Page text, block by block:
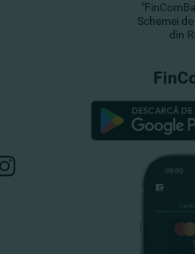
Schemei
din